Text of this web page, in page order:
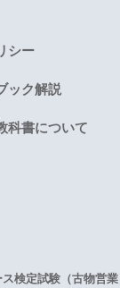
シー
ック解説
科書について
ス検定試験（古物営